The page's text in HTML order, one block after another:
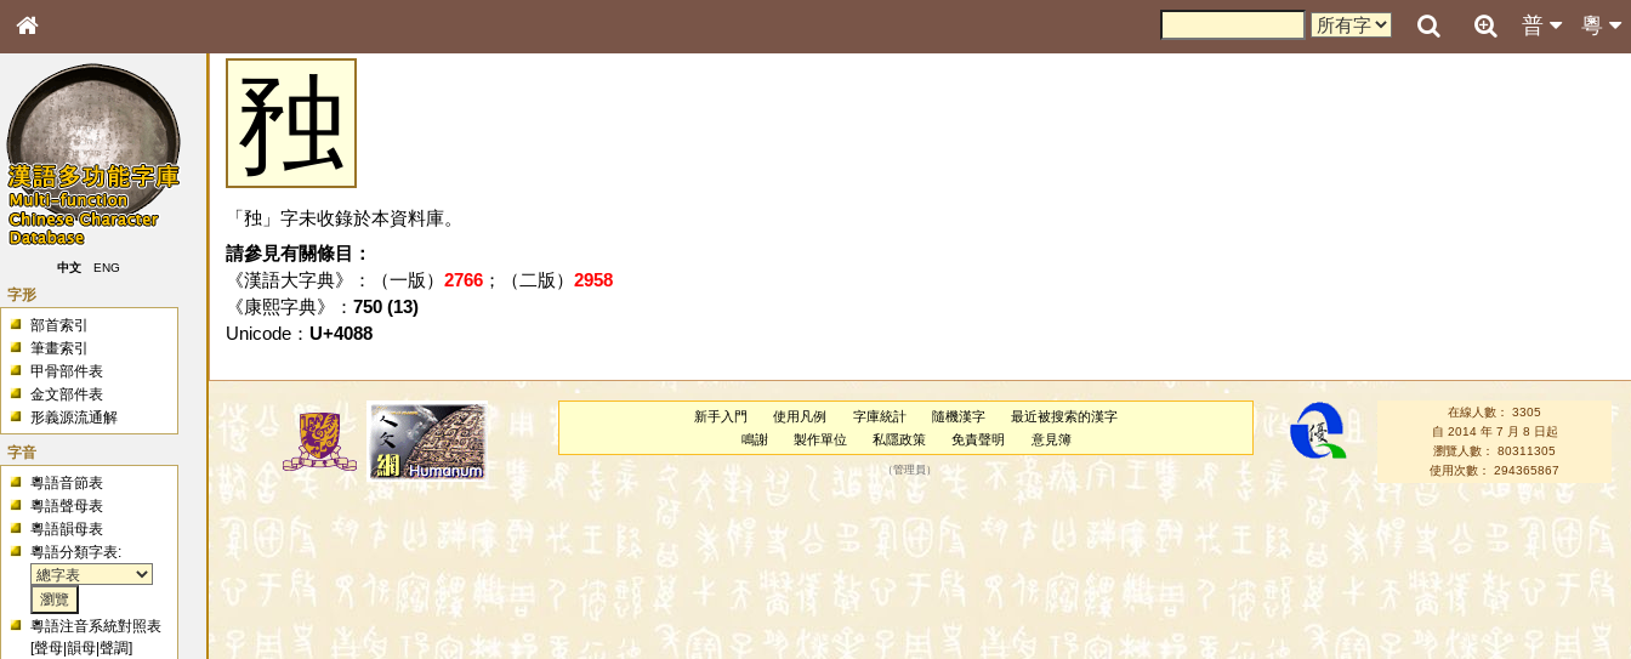
粵
普
中文 ENG
字形
部首索引
筆畫索引
甲骨部件表
金文部件表
形義源流通解
字音
粵語音節表
粵語聲母表
粵語韻母表
粵語分類字表:
粵語注音系統對照表
[聲母 |韻母 |聲調]
䂈
「䂈」字未收錄於本資料庫。
請參見有關條目：
《漢語大字典》：（一版） 2766；（二版） 2958
《康熙字典》： 750 (13)
Unicode： U+4088
新手入門 使用凡例 字庫統計 隨機漢字
最近被搜索的漢字
鳴謝
製作單位 私隱政策 免責聲明 意見簿
（管理員 ）
在線人數： 3305
自 2014 年 7 月 8 日起
瀏覽人數： 80311305
使用次數： 294365867